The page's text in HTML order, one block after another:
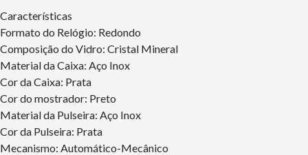
Características
Formato do Relógio: Redondo
Composição do Vidro: Cristal Mineral
Material da Caixa: Aço Inox
Cor da Caixa: Prata
Cor do mostrador: Preto
Material da Pulseira: Aço Inox
Cor da Pulseira: Prata
Mecanismo: Automático-Mecânico